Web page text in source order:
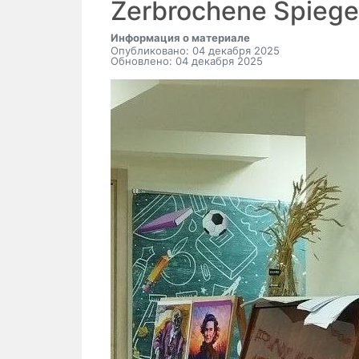
Zerbrochene
Информация о материале
Опубликовано: 04 декабря 2025
Обновлено: 04 декабря 2025